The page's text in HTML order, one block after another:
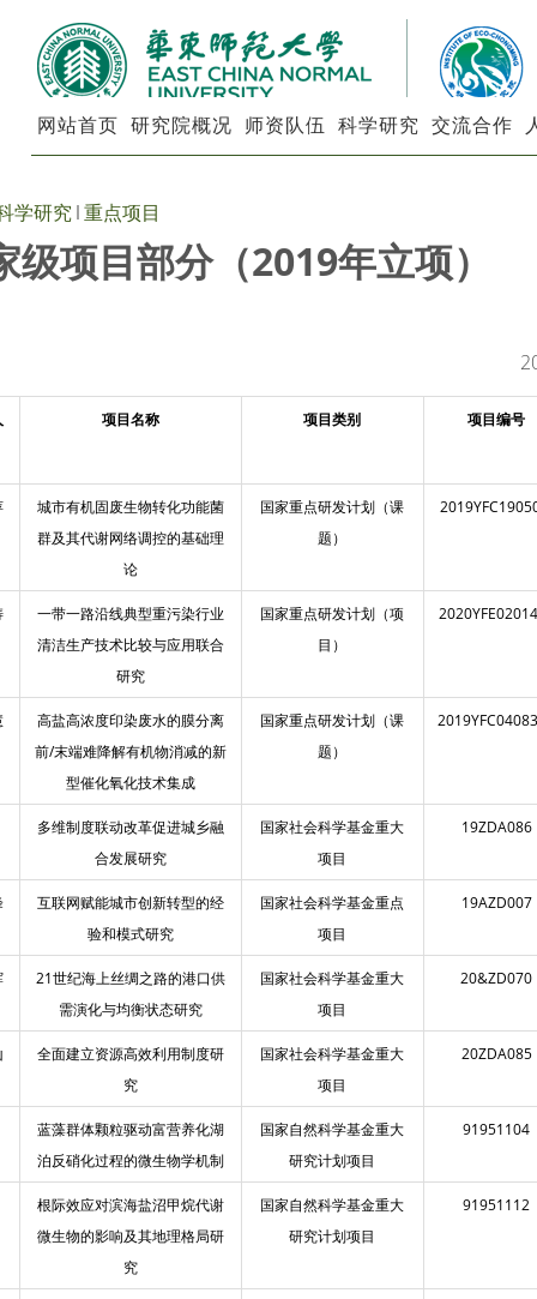
网站首页 研究院概况 师资队伍 科学研究 交流合作
学研究 重点项目
级项目部分（2019年立项）
项目名称 项目类别 项目编号
城市有机固废生物转化功能菌
群及其代谢网络调控的基础理
论
国家重点研发计划（课
题）
一带一路沿线典型重污染行业
清洁生产技术比较与应用联合
研究
国家重点研发计划（项
目）
高盐高浓度印染废水的膜分离
前/末端难降解有机物消减的新
型催化氧化技术集成
国家重点研发计划（课
题）
多维制度联动改革促进城乡融
合发展研究
国家社会科学基金重大
项目
19ZDA086
互联网赋能城市创新转型的经
验和模式研究
国家社会科学基金重点
项目
19AZD007
21世纪海上丝绸之路的港口供
需演化与均衡状态研究
国家社会科学基金重大
项目
20&ZD070
全面建立资源高效利用制度研
究
国家社会科学基金重大
项目
20ZDA085
蓝藻群体颗粒驱动富营养化湖
泊反硝化过程的微生物学机制
国家自然科学基金重大
研究计划项目
91951104
根际效应对滨海盐沼甲烷代谢
微生物的影响及其地理格局研
究
国家自然科学基金重大
研究计划项目
91951112